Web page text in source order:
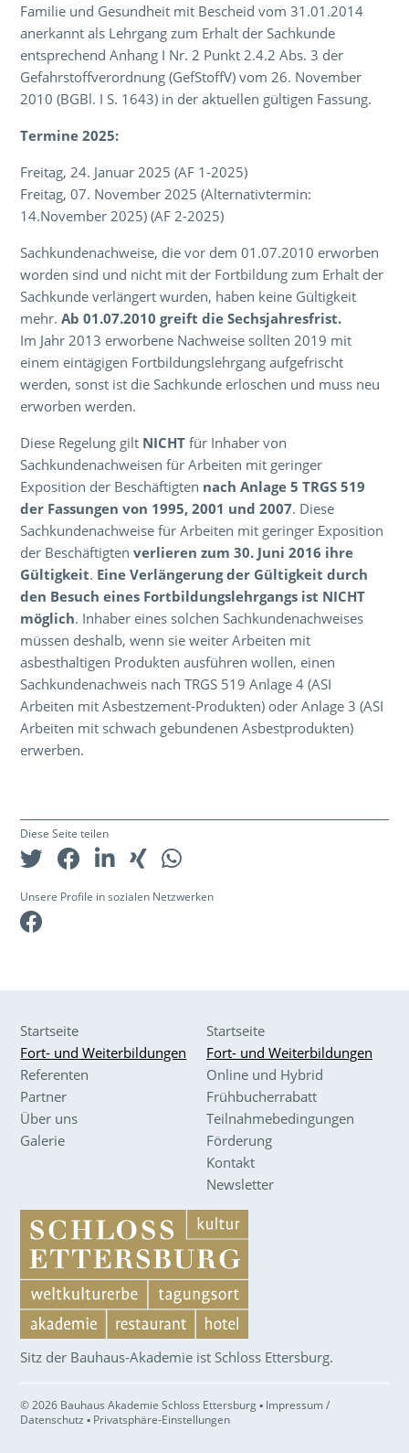
Familie und Gesundheit mit Bescheid vom 31.01.2014
anerkannt als Lehrgang zum Erhalt der Sachkunde
entsprechend Anhang I Nr. 2 Punkt 2.4.2 Abs. 3 der
Gefahrstoffverordnung (GefStoffV) vom 26. November
2010 (BGBl. I S. 1643) in der aktuellen gültigen Fassung.
Termine 2025:
Freitag, 24. Januar 2025 (AF 1-2025)
Freitag, 07. November 2025 (Alternativtermin:
14.November 2025) (AF 2-2025)
Sachkundenachweise, die vor dem 01.07.2010 erworben
worden sind und nicht mit der Fortbildung zum Erhalt der
Sachkunde verlängert wurden, haben keine Gültigkeit
mehr.Ab 01.07.2010 greift die Sechsjahresfrist.
Im Jahr 2013 erworbene Nachweise sollten 2019 mit
einem eintägigen Fortbildungslehrgang aufgefrischt
werden, sonst ist die Sachkunde erloschen und muss neu
erworben werden.
Diese Regelung gilt NICHT für Inhaber von
Sachkundenachweisen für Arbeiten mit geringer
Exposition der Beschäftigten nach Anlage 5 TRGS 519
der Fassungen von 1995, 2001 und 2007. Diese
Sachkundenachweise für Arbeiten mit geringer Exposition
der Beschäftigten verlieren zum 30. Juni 2016 ihre
Gültigkeit. Eine Verlängerung der Gültigkeit durch
den Besuch eines Fortbildungslehrgangs ist NICHT
möglich. Inhaber eines solchen Sachkundenachweises
müssen deshalb, wenn sie weiter Arbeiten mit
asbesthaltigen Produkten ausführen wollen, einen
Sachkundenachweis nach TRGS 519 Anlage 4 (ASI
Arbeiten mit Asbestzement-Produkten) oder Anlage 3 (ASI
Arbeiten mit schwach gebundenen Asbestprodukten)
erwerben.
Diese Seite teilen
Unsere Profile in sozialen Netzwerken
Startseite
Fort- und Weiterbildungen
Referenten
Partner
Über uns
Galerie
Startseite
Fort- und Weiterbildungen
Online und Hybrid
Frühbucherrabatt
Teilnahmebedingungen
Förderung
Kontakt
Newsletter
Sitz der Bauhaus-Akademie ist Schloss Ettersburg.
© 2026 Bauhaus Akademie Schloss Ettersburg ▪ Impressum /
Datenschutz ▪ Privatsphäre-Einstellungen